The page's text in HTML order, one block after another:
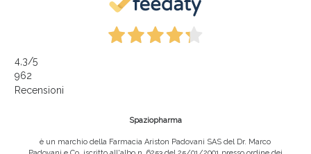
4,3/5
962
Recensioni
Spaziopharma
è un marchio della Farmacia Ariston Padovani SAS del Dr. Marco